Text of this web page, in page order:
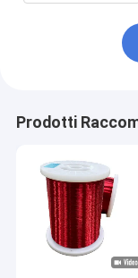
Prodotti